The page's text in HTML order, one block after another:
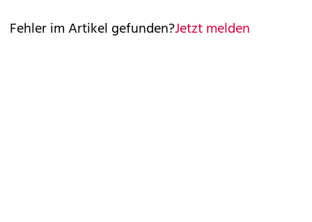
Fehler im Artikel gefunden?Jetzt melden